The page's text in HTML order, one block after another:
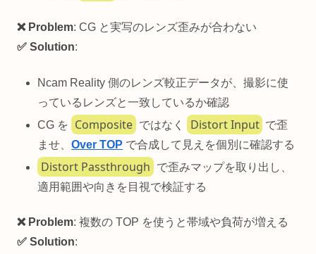
❌ Problem: CG と実写のレンズ歪みが合わない
✅ Solution:
Ncam Reality 側のレンズ較正データが、撮影に使
っているレンズと一致しているか確認
CG を
Composite ではなく Distort Input で歪
ませ、Over TOP で合成して見えを個別に確認する
Distort Passthrough
で歪みマップを取り出し、
適用範囲や向きを目視で検証する
❌ Problem: 複数の TOP を使うと帯域や負荷が増える
✅ Solution: